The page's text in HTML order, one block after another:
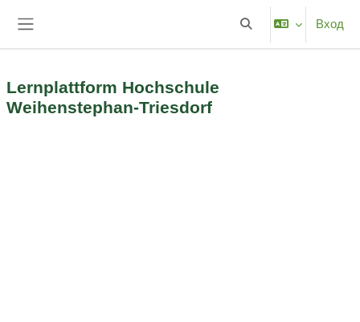
Изменить данные
Вход
Lernplattform Hochschule
Weihenstephan-Triesdorf